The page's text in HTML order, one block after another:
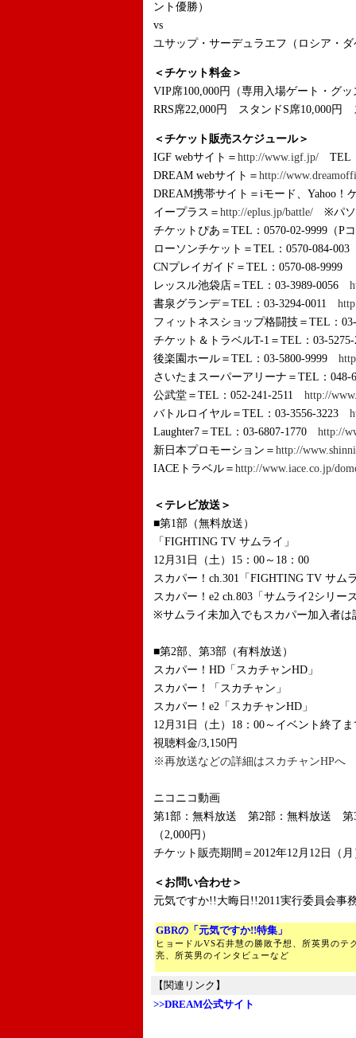
ント優勝）
vs
ユサップ・サーデュラエフ（ロシア・
＜チケット料金＞
VIP席100,000円（専用入場ゲート・グ
RRS席22,000円 スタンドS席10,000円
＜チケット販売スケジュール＞
IGF webサイト＝ http://www.igf.jp/ TEL
DREAM webサイト＝ http://
DREAM携帯サイト＝iモード、Yahoo！
イープラス＝ http://eplus.jp/battle/ ※パソ
チケットぴあ＝TEL：0570-02-9999（P
ローソンチケット＝TEL：0570-084-003
CNプレイガイド＝TEL：0570-08-9999
レッスル池袋店＝TEL：03-3989-0056
書泉グランデ＝TEL：03-3294-0011
フィットネスショップ格闘技＝TEL：
チケット＆トラベルT-1＝TEL：03-
後楽園ホール＝TEL：03-5800-9999
さいたまスーパーアリーナ＝TEL：
公武堂＝TEL：052-241-2511 http://
バトルロイヤル＝TEL：03-3556-3223
Laughter7＝TEL：03-6807-1770 http://
新日本プロモーション＝ http://
IACEトラベル＝ http://www.iace.co.jp/
＜テレビ放送＞
■第1部（無料放送）
「FIGHTING TV サムライ」
12月31日（土）15：00～18：00
スカパー！ch.301「FIGHTING TV サム
スカパー！e2 ch.803「サムライ2シリー
※サムライ未加入でもスカパー加入者は
■第2部、第3部（有料放送）
スカパー！HD「スカチャンHD」
スカパー！「スカチャン」
スカパー！e2「スカチャンHD」
12月31日（土）18：00～イベント終了ま
視聴料金/3,150円
※再放送などの詳細はスカチャンHPへ
ニコニコ動画
第1部：無料放送 第2部：無料放送 第
（2,000円）
チケット販売期間＝2012年12月12日（
＜お問い合わせ＞
元気ですか!!大晦日!!2011実行委員会事
GBRの「元気ですか!!特集」
ヒョードルVS石井慧の勝敗予想、所英男のテ
亮、所英男のインタビューなど
【関連リンク】
>>DREAM公式サイト